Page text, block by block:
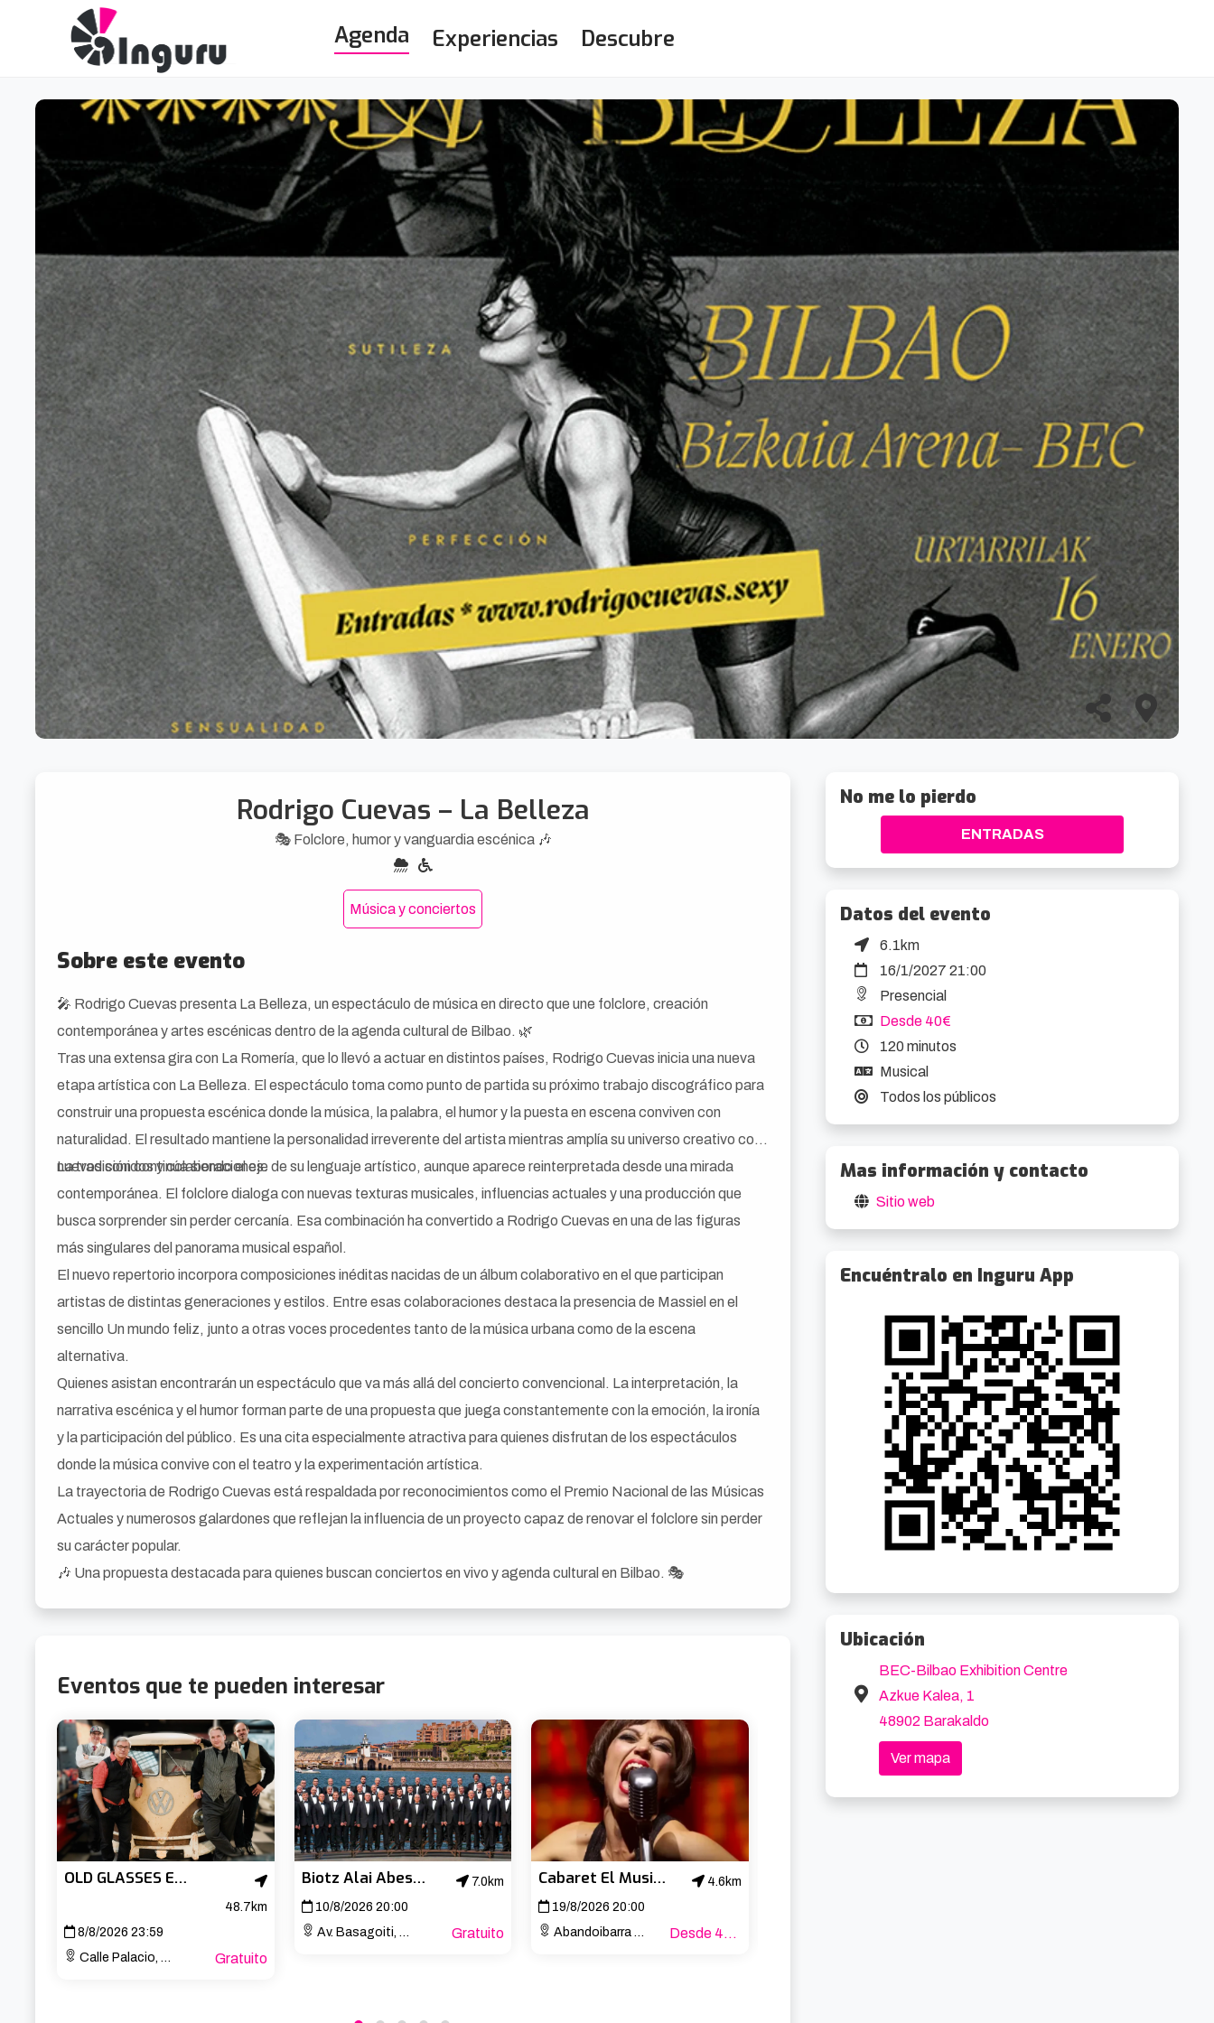
Agenda Experiencias Descubre
Rodrigo Cuevas – La Belleza
🎭 Folclore, humor y vanguardia escénica 🎶
Música y conciertos
Sobre este evento
🎤 Rodrigo Cuevas presenta La Belleza, un espectáculo de música en directo que une folclore, creación
contemporánea y artes escénicas dentro de la agenda cultural de Bilbao. 🌿
Tras una extensa gira con La Romería, que lo llevó a actuar en distintos países, Rodrigo Cuevas inicia una nueva
etapa artística con La Belleza. El espectáculo toma como punto de partida su próximo trabajo discográfico para
construir una propuesta escénica donde la música, la palabra, el humor y la puesta en escena conviven con
naturalidad. El resultado mantiene la personalidad irreverente del artista mientras amplía su universo creativo con
nuevos sonidos y colaboraciones.
La tradición continúa siendo el eje de su lenguaje artístico, aunque aparece reinterpretada desde una mirada
contemporánea. El folclore dialoga con nuevas texturas musicales, influencias actuales y una producción que
busca sorprender sin perder cercanía. Esa combinación ha convertido a Rodrigo Cuevas en una de las figuras
más singulares del panorama musical español.
El nuevo repertorio incorpora composiciones inéditas nacidas de un álbum colaborativo en el que participan
artistas de distintas generaciones y estilos. Entre esas colaboraciones destaca la presencia de Massiel en el
sencillo Un mundo feliz, junto a otras voces procedentes tanto de la música urbana como de la escena
alternativa.
Quienes asistan encontrarán un espectáculo que va más allá del concierto convencional. La interpretación, la
narrativa escénica y el humor forman parte de una propuesta que juega constantemente con la emoción, la ironía
y la participación del público. Es una cita especialmente atractiva para quienes disfrutan de los espectáculos
donde la música convive con el teatro y la experimentación artística.
La trayectoria de Rodrigo Cuevas está respaldada por reconocimientos como el Premio Nacional de las Músicas
Actuales y numerosos galardones que reflejan la influencia de un proyecto capaz de renovar el folclore sin perder
su carácter popular.
🎶 Una propuesta destacada para quienes buscan conciertos en vivo y agenda cultural en Bilbao. 🎭
Eventos que te pueden interesar
OLD GLASSES EN EL ROCK HOUSE DE NOJA
48.7km
8/8/2026 23:59
Calle Palacio, 8, Noja, Cantabria
Gratuito
Biotz Alai Abesbatza – Concierto de San Lorenzo
7.0km
10/8/2026 20:00
Av. Basagoiti, 77
Gratuito
Cabaret El Musical
4.6km
19/8/2026 20:00
Abandoibarra Etorb., 4
Desde 47€
No me lo pierdo
ENTRADAS
Datos del evento
6.1km
16/1/2027 21:00
Presencial
Desde 40€
120 minutos
Musical
Todos los públicos
Mas información y contacto
Sitio web
Encuéntralo en Inguru App
Ubicación
BEC-Bilbao Exhibition Centre
Azkue Kalea, 1
48902 Barakaldo
Ver mapa